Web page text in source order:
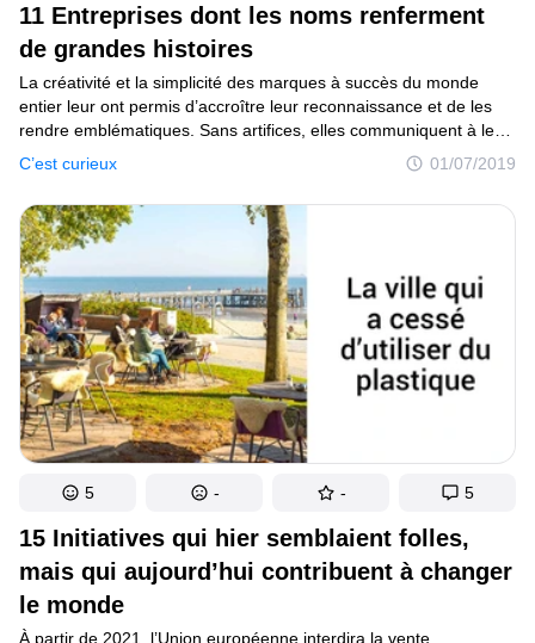
11 Entreprises dont les noms renferment
de grandes histoires
C’est curieux 01/07/2019
La créativité et la simplicité des marques à succès du monde
entier leur ont permis d’accroître leur reconnaissance et de les
rendre emblématiques. Sans artifices, elles communiquent à leur
public exactement ce qu’elles souhaitent transmettre. Toutefois,
les origines de certaines d’entre elles sont plus intéressantes qu’il
n’y paraît.
15 Initiatives qui hier semblaient folles,
mais qui aujourd’hui contribuent à changer
le monde
À partir de 2021, l’Union européenne interdira la vente
5 - - 5